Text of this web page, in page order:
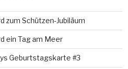
zum Schützen-Jubiläum
ein Tag am Meer
Geburtstagskarte #3